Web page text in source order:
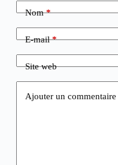
Nom*
E-mail*
Site web
Ajouter un commentaire